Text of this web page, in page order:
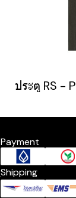
ประตู RS -
Payment
Shipping